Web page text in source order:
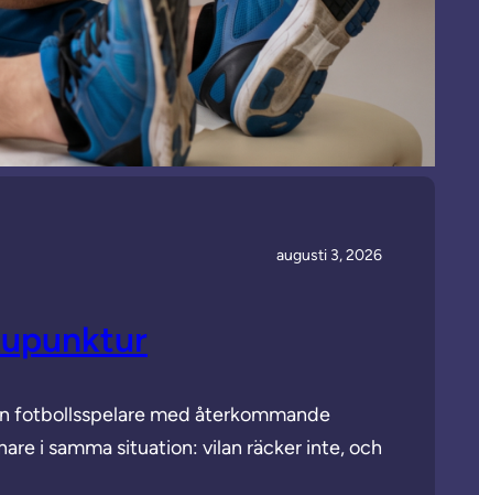
augusti 3, 2026
fotbollsspelare med återkommande
i samma situation: vilan räcker inte, och